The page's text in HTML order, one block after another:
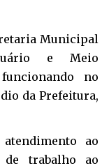
Municipal
e Meio
no
da Prefeitura,
ao
trabalho ao